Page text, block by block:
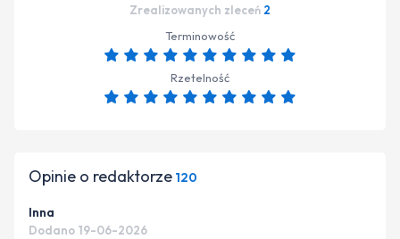
Zrealizowanych zleceń 2
Terminowość
Rzetelność
Opinie o redaktorze 120
Inna
Dodano 19-06-2026